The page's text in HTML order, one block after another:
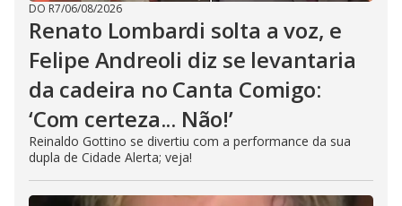
DO R7/06/08/2026
Renato Lombardi solta a voz, e
Felipe Andreoli diz se levantaria
da cadeira no Canta Comigo:
‘Com certeza... Não!’
Reinaldo Gottino se divertiu com a performance da sua
dupla de Cidade Alerta; veja!